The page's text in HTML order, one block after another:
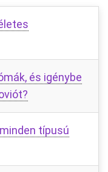
és igénybe
típusú